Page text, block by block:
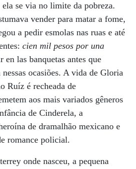
se via no limite da pobreza.
vender para matar a fome,
a pedir esmolas nas ruas e até
cien mil pesos por una
las banquetas antes que
ocasiões. A vida de Gloria
Ruíz é recheada de
aos mais variados gêneros
de Cinderela, a
de dramalhão mexicano e
romance policial.
onde nasceu, a pequena